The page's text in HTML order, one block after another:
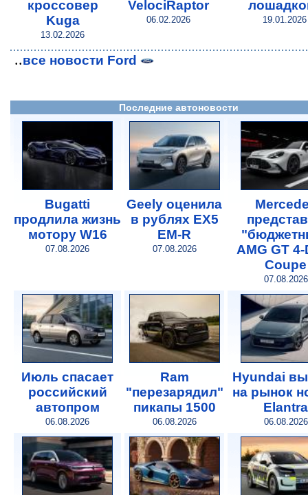
кроссовер
Kuga
13.02.2026
VelociRaptor
06.02.2026 19.01.2026
..все новости Ford
Последние автоновости
Bugatti
продлила жизнь
мотору W16
07.08.2026
Geely оценила
в рублях EX5
EM-R
07.08.2026
AMG GT
Coupe
07.08.2026
Июль спасает
российский
автопром
06.08.2026
Ram
"перезарядил"
пикапы 1500
06.08.2026
Hyundai
на рынок
Elantra
06.08.2026